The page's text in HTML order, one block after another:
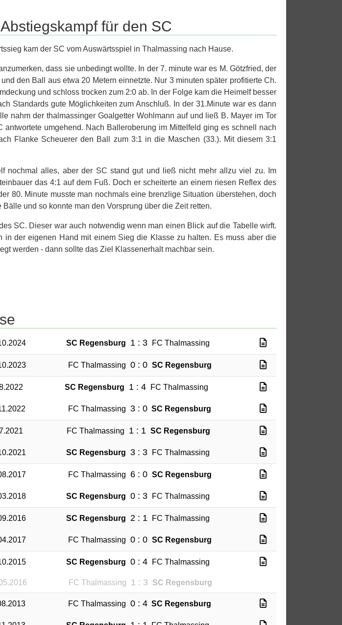
für den SC
kam der SC vom Auswärtsspiel in Thalmassing nach Hause.
dass sie unbedingt wollte. In der 7. minute war es M. Götzfried, der
den Ball aus etwa 20 Metern einnetzte. Nur 3 minuten später profitierte Ch.
und schloss trocken zum 2:0 ab. In der Folge kam die Heimelf besser
Standards gute Möglichkeiten zum Anschluß. In der 31.Minute war es dann
nahm der thalmassinger Goalgetter Wohlmann auf und ließ B. Mayer im Tor
umgehend. Nach Balleroberung im Mittelfeld ging es schnell nach
Flanke Scheuerer den Ball zum 3:1 in die Maschen (33.). Mit diesem 3:1
nochmal alles, aber der SC stand gut und ließ nicht mehr allzu viel zu. Im
das 4:1 auf dem Fuß. Doch er scheiterte an einem riesen Reflex des
80. Minute musste man nochmals eine brenzlige Situation überstehen, doch
und so konnte man den Vorsprung über die Zeit retten.
SC. Dieser war auch notwendig wenn man einen Blick auf die Tabelle wirft.
in der eigenen Hand mit einem Sieg die Klasse zu halten. Es muss aber die
werden - dann sollte das Ziel Klassenerhalt machbar sein.
SC Regensburg 1 : 3 FC Thalmassing
FC Thalmassing 0 : 0 SC Regensburg
SC Regensburg 1 : 4 FC Thalmassing
FC Thalmassing 3 : 0 SC Regensburg
FC Thalmassing 1 : 1 SC Regensburg
SC Regensburg 3 : 3 FC Thalmassing
FC Thalmassing 6 : 0 SC Regensburg
SC Regensburg 0 : 3 FC Thalmassing
SC Regensburg 2 : 1 FC Thalmassing
FC Thalmassing 0 : 0 SC Regensburg
SC Regensburg 0 : 4 FC Thalmassing
FC Thalmassing 1 : 3 SC Regensburg
FC Thalmassing 0 : 4 SC Regensburg